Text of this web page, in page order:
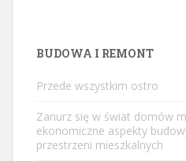
BUDOWA I REMONT
Przede wszystkim ostro
Zanurz się w świat domów
ekonomiczne aspekty
przestrzeni mieszkalnych